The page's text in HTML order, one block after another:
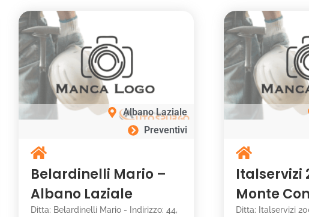
Albano Laziale
Preventivi
Belardinelli Mario –
Albano Laziale
Ditta: Belardinelli Mario - Indirizzo: 44,
Italservizi
Monte
Ditta: Italservizi